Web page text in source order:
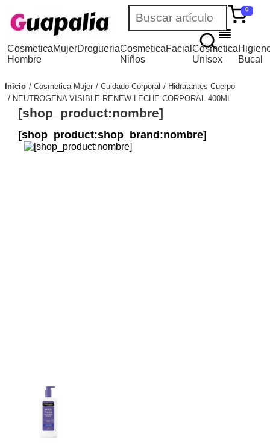
0
Cosmetica
Hombre
MujerDrogueriaCosmetica
Niños
FacialCosmetica
Unisex
Bucal
Inicio Cosmetica Mujer Cuidado Corporal
Hidratantes Cuerpo
NEUTROGENA VISIBLE RENEW LECHE CORPORAL 400ML
[shop_product:nombre]
[shop_product:shop_brand:nombre]